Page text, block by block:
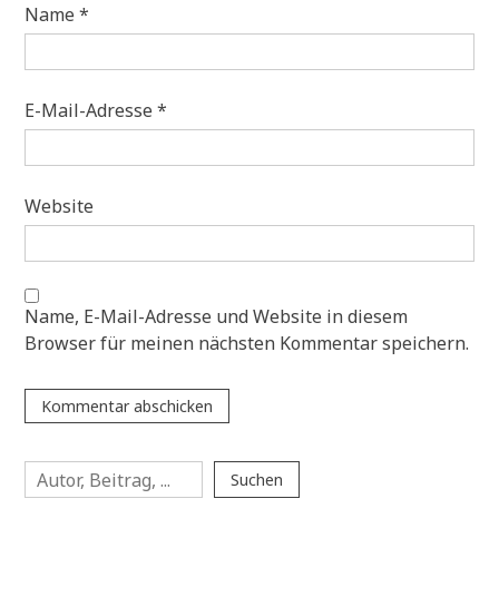
Name*
E-Mail-Adresse*
Website
Name, E-Mail-Adresse und Website in diesem
Browser für meinen nächsten Kommentar speichern.
Suchen
Suchen